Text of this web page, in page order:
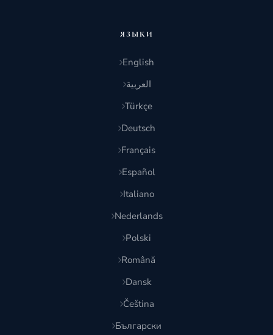
ЯЗЫКИ
English
العربية
Türkçe
Deutsch
Français
Español
Italiano
Nederlands
Polski
Română
Dansk
Čeština
Български